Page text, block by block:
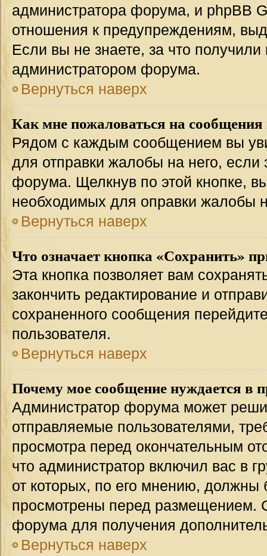
администратора форума, и phpBB
отношения к предупреждениям,
Если вы не знаете, за что
администратором форума.
Вернуться наверх
Как мне пожаловаться на сообщения
Рядом с каждым сообщением вы
для отправки жалобы на него,
форума. Щелкнув по этой кнопке,
необходимых для оправки жалобы
Вернуться наверх
Что означает кнопка «Сохранить»
Эта кнопка позволяет вам
закончить редактирование и
сохраненного сообщения
пользователя.
Вернуться наверх
Почему мое сообщение нуждается в
Администратор форума может
отправляемые пользователями,
просмотра перед окончательным
что администратор включил вас в
от которых, по его мнению, должны
просмотрены перед размещением.
форума для получения
Вернуться наверх